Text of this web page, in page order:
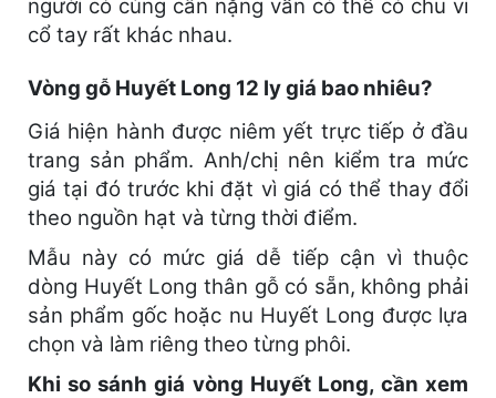
người có cùng cân nặng vẫn có thể có chu vi
cổ tay rất khác nhau.
Vòng gỗ Huyết Long 12 ly giá bao nhiêu?
Giá hiện hành được niêm yết trực tiếp ở đầu
trang sản phẩm. Anh/chị nên kiểm tra mức
giá tại đó trước khi đặt vì giá có thể thay đổi
theo nguồn hạt và từng thời điểm.
Mẫu này có mức giá dễ tiếp cận vì thuộc
dòng Huyết Long thân gỗ có sẵn, không phải
sản phẩm gốc hoặc nu Huyết Long được lựa
chọn và làm riêng theo từng phôi.
Khi so sánh giá vòng Huyết Long, cần xem